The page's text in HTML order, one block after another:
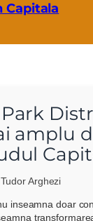
Capitala
amplu
Arghezi
inseamna doar